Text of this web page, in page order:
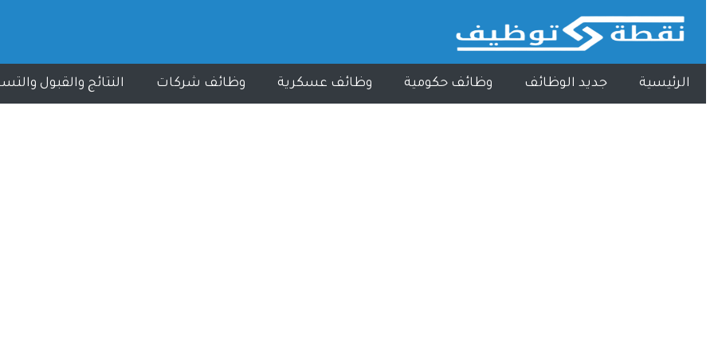
الرئيسية جديد الوظائف وظائف حكومية وظائف عسكرية وظائف شركات النتائج والقبول